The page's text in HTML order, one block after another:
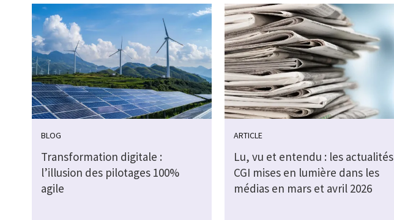
BLOG
Transformation digitale :
l’illusion des pilotages 100%
agile
ARTICLE
Lu, vu et entendu : les actualités
CGI mises en lumière dans les
médias en mars et avril 2026